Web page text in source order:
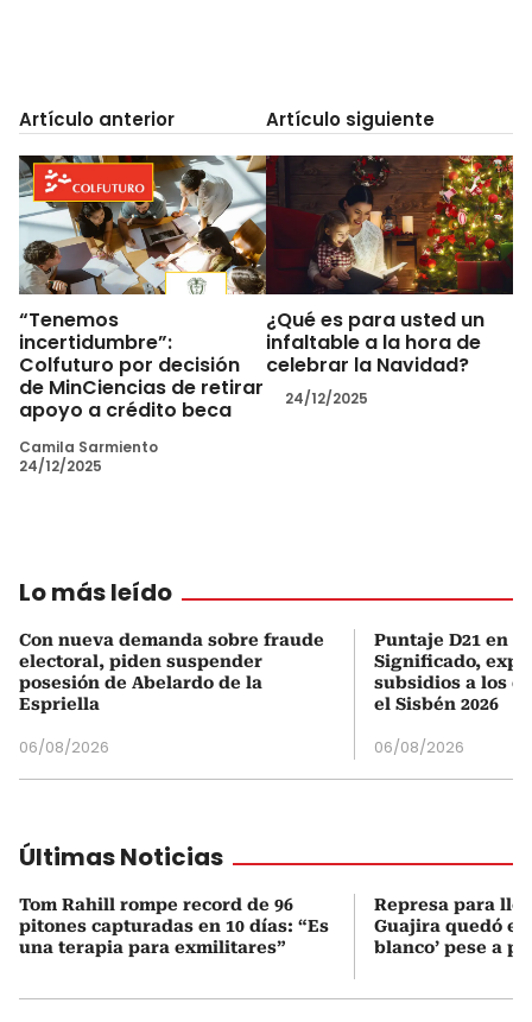
Artículo anterior
“Tenemos
incertidumbre”:
Colfuturo por decisión
de MinCiencias de retirar
apoyo a crédito beca
Camila Sarmiento
24/12/2025
Artículo siguiente
¿Qué es para usted un
infaltable a la hora de
celebrar la Navidad?
24/12/2025
Lo más leído
Con nueva demanda sobre fraude
electoral, piden suspender
posesión de Abelardo de la
Espriella
06/08/2026
Puntaje D21 en
Significado,
subsidios a los
el Sisbén 2026
06/08/2026
Últimas Noticias
Tom Rahill rompe record de 96
pitones capturadas en 10 días: “Es
una terapia para exmilitares”
Represa para
Guajira quedó en
blanco’ pese a